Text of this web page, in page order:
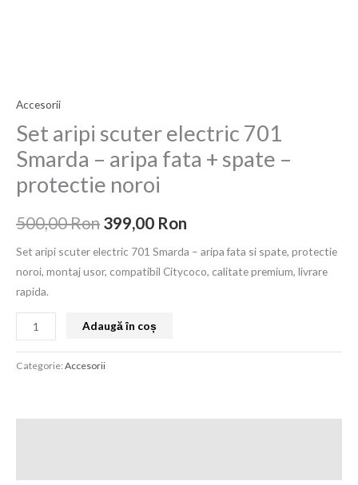
Accesorii
Set aripi scuter electric 701
Smarda – aripa fata + spate –
protectie noroi
500,00Ron 399,00 Ron
Set aripi scuter electric 701 Smarda – aripa fata si spate, protectie
noroi, montaj usor, compatibil Citycoco, calitate premium, livrare
rapida.
+
spate
protectie
noroi
Adaugă în coș
Categorie:Accesorii